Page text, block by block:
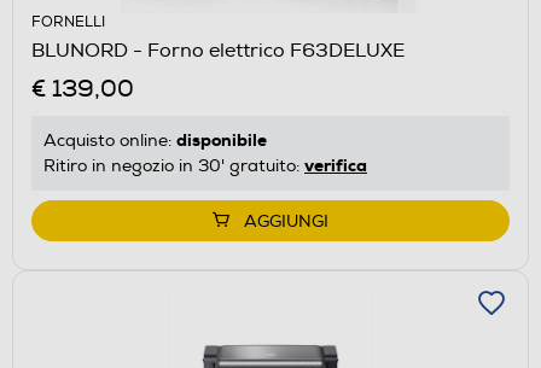
FORNELLI
BLUNORD - Forno elettrico F63DELUXE
€ 139,00
Acquisto online: disponibile
Ritiro in negozio in 30' gratuito: verifica
AGGIUNGI